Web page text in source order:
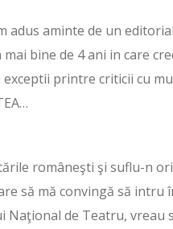
adus aminte de un
mai bine de 4 ani in care
printre criticii cu
româneşti şi suflu-n
să mă convingă să intru
de Teatru, vreau